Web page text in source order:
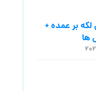
بر عمده +
ها